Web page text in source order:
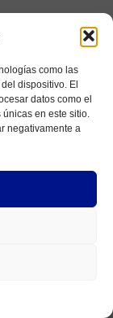
como las
dispositivo. El
datos como el
en este sitio.
negativamente a